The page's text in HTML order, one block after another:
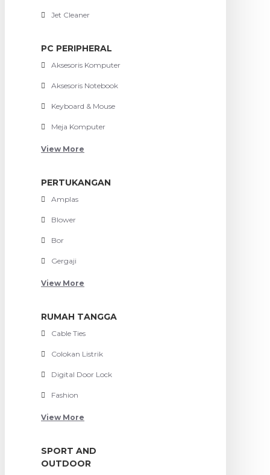
Jet Cleaner
PC PERIPHERAL
Aksesoris Komputer
Aksesoris Notebook
Keyboard & Mouse
Meja Komputer
View More
PERTUKANGAN
Amplas
Blower
Bor
Gergaji
View More
RUMAH TANGGA
Cable Ties
Colokan Listrik
Digital Door Lock
Fashion
View More
SPORT AND
OUTDOOR